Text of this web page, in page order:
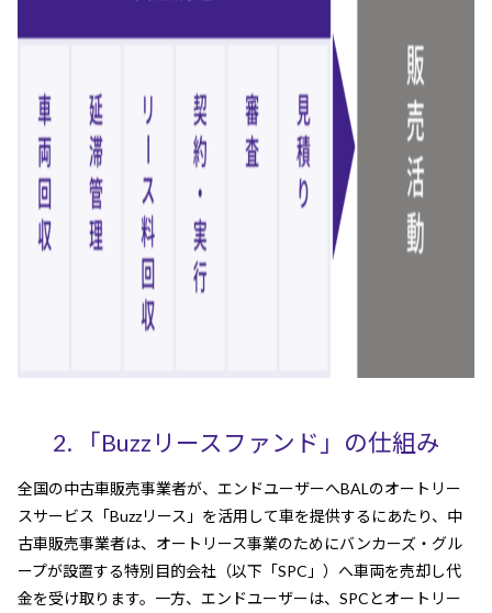
2. 「Buzzリースファンド」の仕組み
全国の中古車販売事業者が、エンドユーザーへBALのオートリー
スサービス「Buzzリース」を活用して車を提供するにあたり、中
古車販売事業者は、オートリース事業のためにバンカーズ・グル
ープが設置する特別目的会社（以下「SPC」）へ車両を売却し代
金を受け取ります。一方、エンドユーザーは、SPCとオートリー